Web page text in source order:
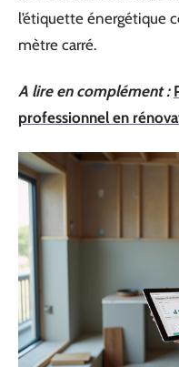
l’étiquette énergétique
mètre carré.
A lire en complément :
professionnel en